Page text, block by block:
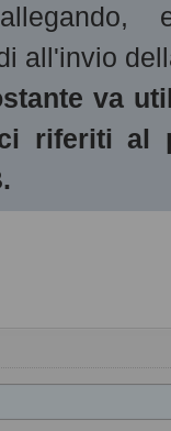
all'invio
va
riferiti al